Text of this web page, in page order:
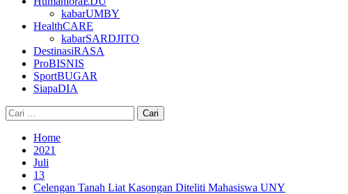
kabarUMBY
HealthCARE
kabarSARDJITO
DestinasiRASA
ProBISNIS
SportBUGAR
SiapaDIA
Cari
untuk:
Home
2021
Juli
13
Celengan Tanah Liat Kasongan Diteliti Mahasiswa UNY